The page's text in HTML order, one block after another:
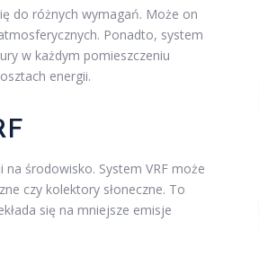
do różnych wymagań. Może on
Ponadto, system
w każdym pomieszczeniu
energii.
środowisko. System VRF może
czy kolektory słoneczne. To
się na mniejsze emisje